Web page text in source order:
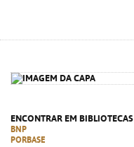
ENCONTRAR EM BIBLIOTECAS
BNP
PORBASE